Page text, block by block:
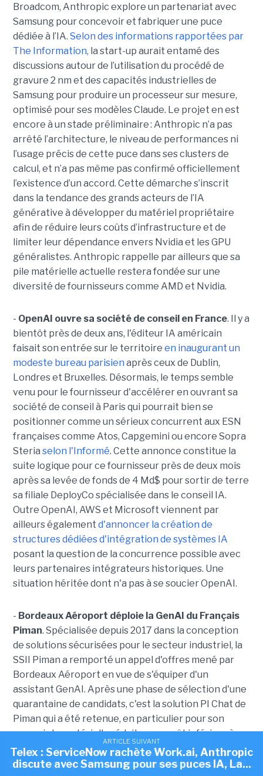
ARTICLE SUIVANT
Telex : Skello lève 200 M€, La Cnil a prononcé 23
sanctions simplifiées depuis début...
ARTICLE SUIVANT
Telex : Anthropic discute d'une puce IA avec
Samsung, OpenAI ouvre sa société de conseil...
Broadcom, Anthropic explore un partenariat avec
Samsung pour concevoir et fabriquer une puce
dédiée à l’IA. Selon des informations rapportées par
The Information, la start-up aurait entamé des
discussions autour de l’utilisation du procédé de
gravure 2 nm et des capacités industrielles de
Samsung pour produire un processeur sur mesure,
optimisé pour ses modèles Claude. Le projet en est
encore à un stade préliminaire : Anthropic n’a pas
arrêté l’architecture, le niveau de performances ni
l’usage précis de cette puce dans ses clusters de
calcul, et n’a pas même pas confirmé officiellement
l’existence d’un accord. Cette démarche s’inscrit
dans la tendance des grands acteurs de l’IA
générative à développer du matériel propriétaire
afin de réduire leurs coûts d’infrastructure et de
limiter leur dépendance envers Nvidia et les GPU
généralistes. Anthropic rappelle par ailleurs que sa
pile matérielle actuelle restera fondée sur une
diversité de fournisseurs comme AMD et Nvidia.
- OpenAI ouvre sa société de conseil en France. Il y a
bientôt près de deux ans, l'éditeur IA américain
faisait son entrée sur le territoire en inaugurant un
modeste bureau parisien après ceux de Dublin,
Londres et Bruxelles. Désormais, le temps semble
venu pour le fournisseur d'accélérer en ouvrant sa
société de conseil à Paris qui pourrait bien se
positionner comme un sérieux concurrent aux ESN
françaises comme Atos, Capgemini ou encore Sopra
Steria selon l'Informé. Cette annonce constitue la
suite logique pour ce fournisseur près de deux mois
après sa levée de fonds de 4 Md$ pour sortir de terre
sa filiale DeployCo spécialisée dans le conseil IA.
Outre OpenAI, AWS et Microsoft viennent par
ailleurs également d'annoncer la création de
structures dédiées d'intégration de systèmes IA
posant la question de la concurrence possible avec
leurs partenaires intégrateurs historiques. Une
situation héritée dont n'a pas à se soucier OpenAI.
- Bordeaux Aéroport déploie la GenAI du Français
Piman. Spécialisée depuis 2017 dans la conception
de solutions sécurisées pour le secteur industriel, la
SSII Piman a remporté un appel d'offres mené par
Bordeaux Aéroport en vue de s'équiper d'un
assistant GenAI. Après une phase de sélection d'une
quarantaine de candidats, c'est la solution PI Chat de
Piman qui a été retenue, en particulier pour son
empreinte matérielle réduite, son coût inférieur à
ceux de la concurrence ainsi que la possibilité d'un
déploiement on-premise à venir. Parmi les fonctions
ARTICLE SUIVANT
Telex : ServiceNow rachète Work.ai, Anthropic
discute avec Samsung pour ses puces IA, La...